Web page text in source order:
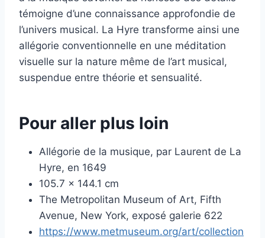
témoigne d’une connaissance approfondie de
l’univers musical. La Hyre transforme ainsi une
allégorie conventionnelle en une méditation
visuelle sur la nature même de l’art musical,
suspendue entre théorie et sensualité.
Pour aller plus loin
Allégorie de la musique, par Laurent de La
Hyre, en 1649
105.7 x 144.1 cm
The Metropolitan Museum of Art, Fifth
Avenue, New York, exposé galerie 622
https://www.metmuseum.org/art/collection